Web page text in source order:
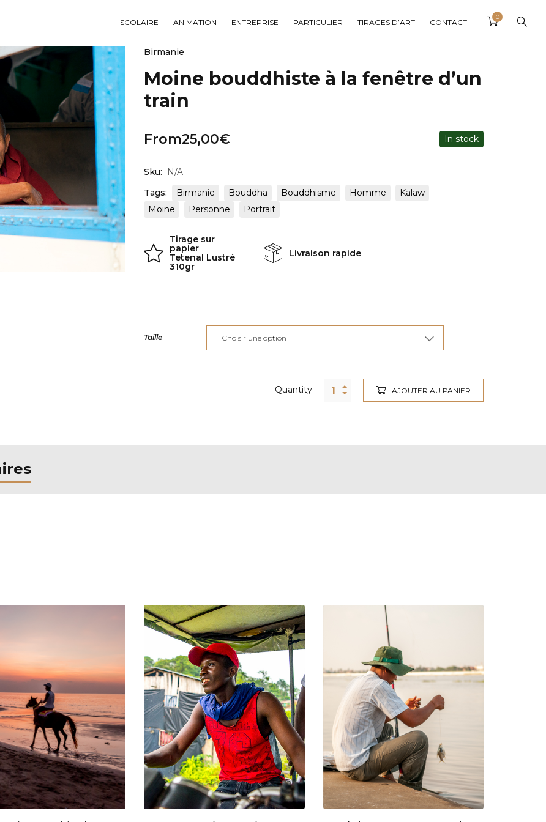
SCOLAIRE ANIMATION ENTREPRISE PARTICULIER TIRAGES D’ART CONTACT
0
Birmanie
Moine bouddhiste à la fenêtre d’un
train
From25,00€ In stock
Sku:
N/A
Tags:
Birmanie Bouddha Bouddhisme Homme
Kalaw
Moine
Personne Portrait
Tirage sur
papier
Tetenal Lustré
310gr
Livraison rapide
Taille
Quantity AJOUTER AU PANIER